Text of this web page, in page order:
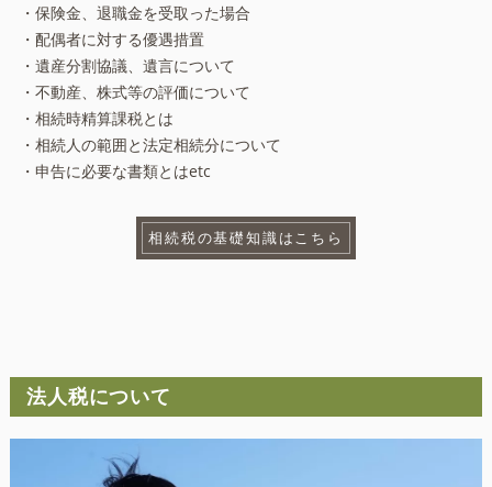
・保険金、退職金を受取った場合
・配偶者に対する優遇措置
・遺産分割協議、遺言について
・不動産、株式等の評価について
・相続時精算課税とは
・相続人の範囲と法定相続分について
・申告に必要な書類とはetc
相続税の基礎知識はこちら
法人税について